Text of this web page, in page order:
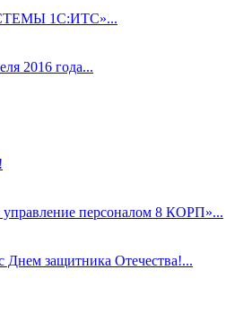
1С:ИТС»...
2016 года...
персоналом 8 КОРП»...
Днем защитника Отечества!...